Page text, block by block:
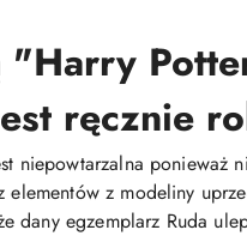
ręcznie
niepowtarzalna ponieważ
elementów z modeliny
dany egzemplarz Ruda